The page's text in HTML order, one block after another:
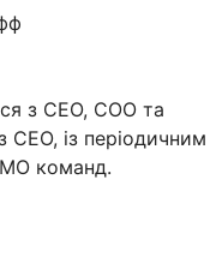
з CEO, COO та
CEO, із періодичним
команд.